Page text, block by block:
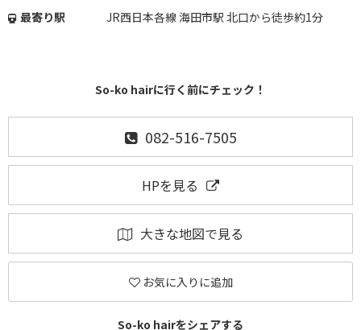
最寄り駅
JR西日本各線 海田市駅 北口から徒歩約1分
So-ko hairに行く前にチェック！
082-516-7505
HPを見る
大きな地図で見る
お気に入りに追加
So-ko hairをシェアする